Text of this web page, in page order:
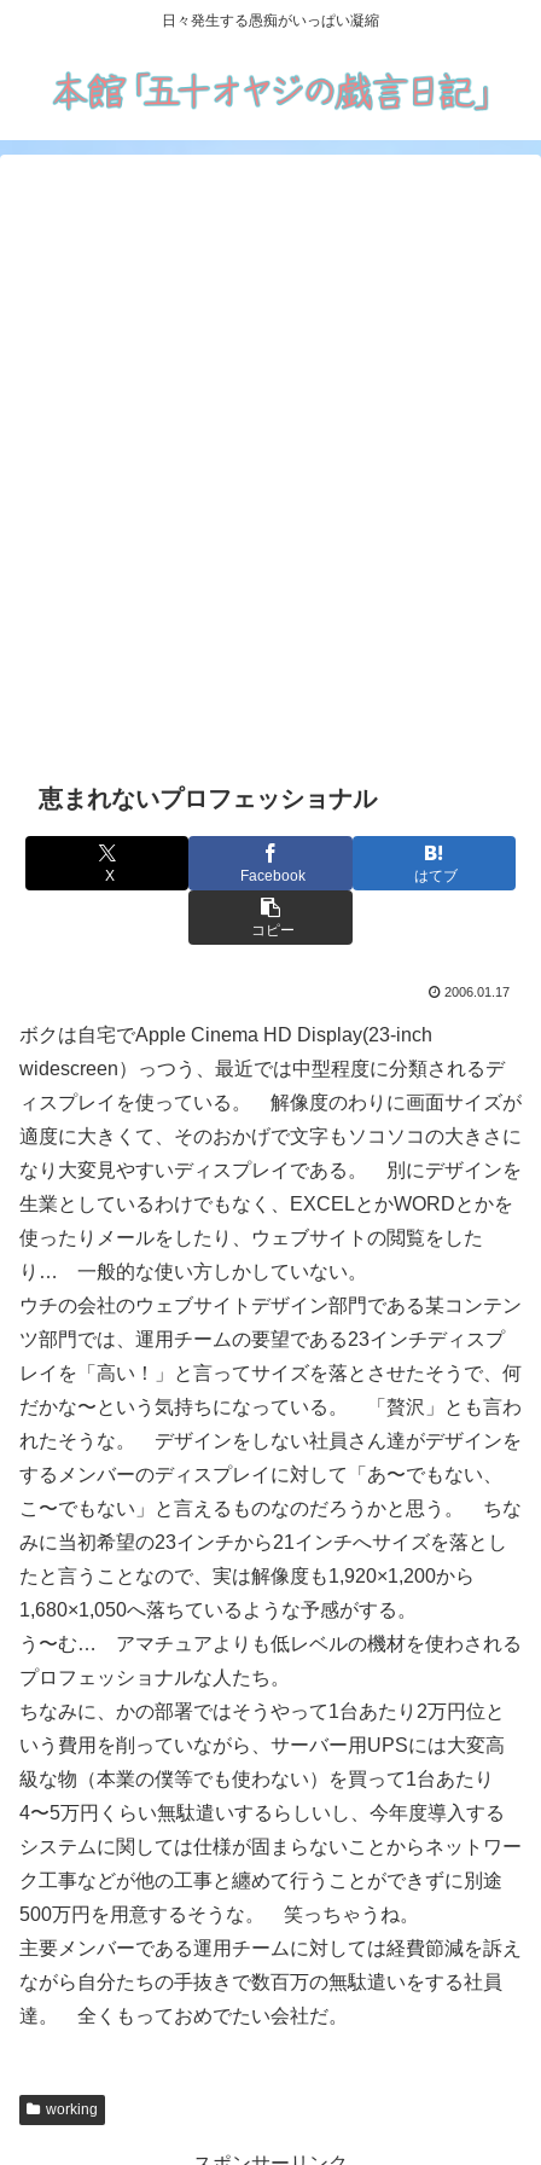
日々発生する愚痴がいっぱい凝縮
恵まれないプロフェッショナル
X Facebook はてブ
コピー
2006.01.17
ボクは自宅でApple Cinema HD Display(23-inch
widescreen）っつう、最近では中型程度に分類されるデ
ィスプレイを使っている。 解像度のわりに画面サイズが
適度に大きくて、そのおかげで文字もソコソコの大きさに
なり大変見やすいディスプレイである。 別にデザインを
生業としているわけでもなく、EXCELとかWORDとかを
使ったりメールをしたり、ウェブサイトの閲覧をした
り… 一般的な使い方しかしていない。
ウチの会社のウェブサイトデザイン部門である某コンテン
ツ部門では、運用チームの要望である23インチディスプ
レイを「高い！」と言ってサイズを落とさせたそうで、何
だかな〜という気持ちになっている。 「贅沢」とも言わ
れたそうな。 デザインをしない社員さん達がデザインを
するメンバーのディスプレイに対して「あ〜でもない、
こ〜でもない」と言えるものなのだろうかと思う。 ちな
みに当初希望の23インチから21インチへサイズを落とし
たと言うことなので、実は解像度も1,920×1,200から
1,680×1,050へ落ちているような予感がする。
う〜む… アマチュアよりも低レベルの機材を使わされる
プロフェッショナルな人たち。
ちなみに、かの部署ではそうやって1台あたり2万円位と
いう費用を削っていながら、サーバー用UPSには大変高
級な物（本業の僕等でも使わない）を買って1台あたり
4〜5万円くらい無駄遣いするらしいし、今年度導入する
システムに関しては仕様が固まらないことからネットワー
ク工事などが他の工事と纏めて行うことができずに別途
500万円を用意するそうな。 笑っちゃうね。
主要メンバーである運用チームに対しては経費節減を訴え
ながら自分たちの手抜きで数百万の無駄遣いをする社員
達。 全くもっておめでたい会社だ。
working